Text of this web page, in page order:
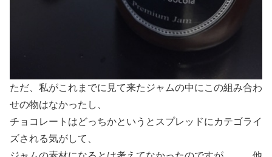
ただ、私がこれまでに見て来たジャムの中にこの組み合わ
せの物はなかったし、
チョコレートはどっちかというとスプレッドにカテゴライ
ズされる気がして、